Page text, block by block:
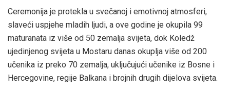
Ceremonija je protekla u svečanoj i emotivnoj atmosferi,
slaveći uspjehe mladih ljudi, a ove godine je okupila 99
maturanata iz više od 50 zemalja svijeta, dok Koledž
ujedinjenog svijeta u Mostaru danas okuplja više od 200
učenika iz preko 70 zemalja, uključujući učenike iz Bosne i
Hercegovine, regije Balkana i brojnih drugih dijelova svijeta.